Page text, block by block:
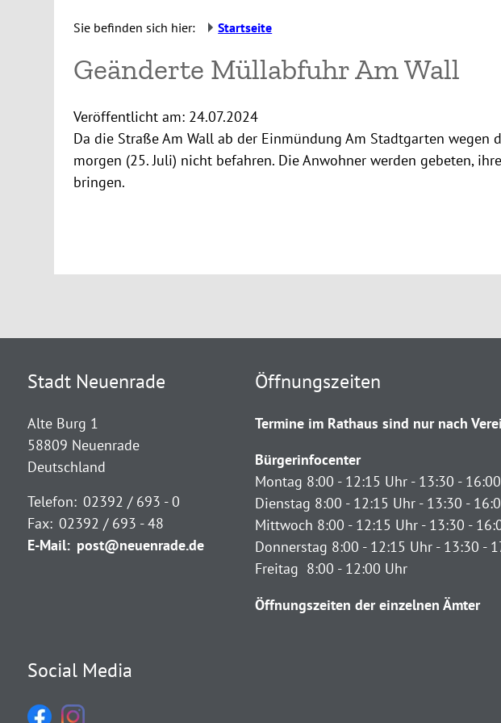
Sie befinden sich hier: Startseite
Geänderte Müllabfuhr Am Wall
Veröffentlicht am: 24.07.2024
Da die Straße Am Wall ab der Einmündung Am Stadtgarten
morgen (25. Juli) nicht befahren. Die Anwohner werden gebeten,
bringen.
Stadt Neuenrade
Alte Burg 1
58809 Neuenrade
Deutschland
Telefon: 02392 / 693 - 0
Fax: 02392 / 693 - 48
E-Mail: post@neuenrade.de
Öffnungszeiten
Termine im Rathaus sind nur nach
Bürgerinfocenter
Montag 8:00 - 12:15 Uhr - 13:30 -
Dienstag 8:00 - 12:15 Uhr - 13:30 -
Mittwoch 8:00 - 12:15 Uhr - 13:30 -
Donnerstag 8:00 - 12:15 Uhr - 13:30 -
Freitag 8:00 - 12:00 Uhr
Öffnungszeiten der einzelnen Ämter
Social Media